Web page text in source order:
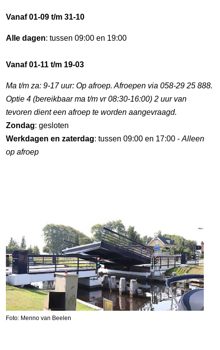
Vanaf 01-09 t/m 31-10
Alle dagen: tussen 09:00 en 19:00
Vanaf 01-11 t/m 19-03
Ma t/m za: 9-17 uur: Op afroep. Afroepen via 058-29 25 888.
Optie 4 (bereikbaar ma t/m vr 08:30-16:00) 2 uur van
tevoren dient een afroep te worden aangevraagd.
Zondag: gesloten
Werkdagen en zaterdag: tussen 09:00 en 17:00 - Alleen
op afroep
Foto: Menno van Beelen